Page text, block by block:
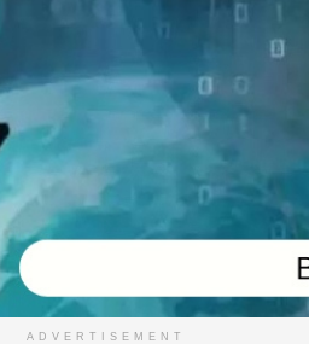
ADVERTISEMENT